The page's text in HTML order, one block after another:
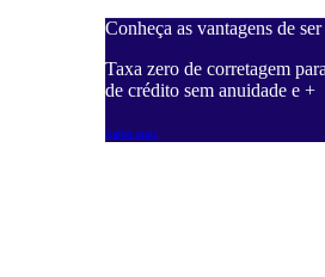
Conheça as vantagens de
Taxa zero de corretagem
de crédito sem anuidade e +
Saiba mais